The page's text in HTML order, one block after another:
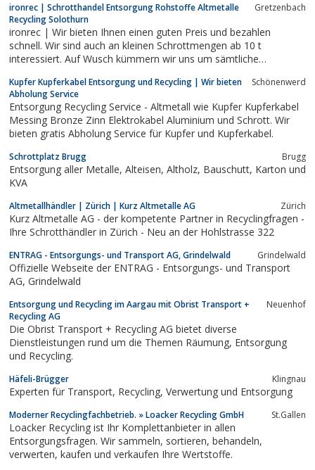
ironrec | Schrotthandel Entsorgung Rohstoffe Altmetalle
Recycling Solothurn
Gretzenbach
ironrec | Wir bieten Ihnen einen guten Preis und bezahlen
schnell. Wir sind auch an kleinen Schrottmengen ab 10 t
interessiert. Auf Wusch kümmern wir uns um sämtliche
Rohstoffe, Altmetalle, Recycling
Kupfer Kupferkabel Entsorgung und Recycling | Wir bieten
Abholung Service
Schönenwerd
Entsorgung Recycling Service - Altmetall wie Kupfer Kupferkabel
Messing Bronze Zinn Elektrokabel Aluminium und Schrott. Wir
bieten gratis Abholung Service für Kupfer und Kupferkabel.
Schrottplatz Brugg Brugg
Entsorgung aller Metalle, Alteisen, Altholz, Bauschutt, Karton und
KVA
Altmetallhändler | Zürich | Kurz Altmetalle AG Zürich
Kurz Altmetalle AG - der kompetente Partner in Recyclingfragen -
Ihre Schrotthändler in Zürich - Neu an der Hohlstrasse 322
ENTRAG - Entsorgungs- und Transport AG, Grindelwald Grindelwald
Offizielle Webseite der ENTRAG - Entsorgungs- und Transport
AG, Grindelwald
Entsorgung und Recycling im Aargau mit Obrist Transport +
Recycling AG
Neuenhof
Die Obrist Transport + Recycling AG bietet diverse
Dienstleistungen rund um die Themen Räumung, Entsorgung
und Recycling.
Häfeli-Brügger Klingnau
Experten für Transport, Recycling, Verwertung und Entsorgung
Moderner Recyclingfachbetrieb. » Loacker Recycling GmbH St.Gallen
Loacker Recycling ist Ihr Komplettanbieter in allen
Entsorgungsfragen. Wir sammeln, sortieren, behandeln,
verwerten, kaufen und verkaufen Ihre Wertstoffe.